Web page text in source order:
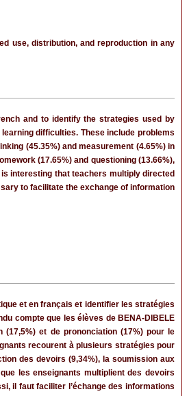
use, distribution, and reproduction in any
and to identify the strategies used by
difficulties. These include problems
(45.35%) and measurement (4.65%) in
(17.65%) and questioning (13.66%),
interesting that teachers multiply directed
to facilitate the exchange of information
et en français et identifier les stratégies
compte que les élèves de BENA-DIBELE
(17,5%) et de prononciation (17%) pour le
recourent à plusieurs stratégies pour
des devoirs (9,34%), la soumission aux
les enseignants multiplient des devoirs
il faut faciliter l’échange des informations